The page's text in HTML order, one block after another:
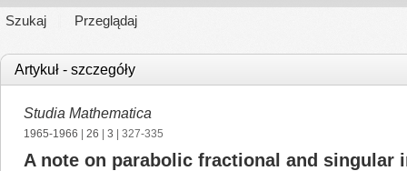
Szukaj Przeglądaj
Artykuł - szczegóły
Studia Mathematica
1965-1966 26 3 | 327-335
A note on parabolic fractional and singular